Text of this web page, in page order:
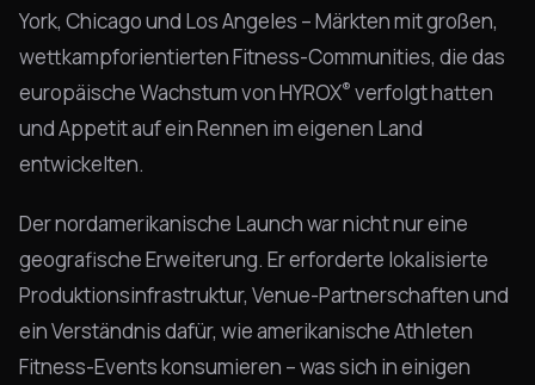
York, Chicago und Los Angeles – Märkten mit großen,
wettkampforientierten Fitness-Communities, die das
europäische Wachstum von HYROX® verfolgt hatten
und Appetit auf ein Rennen im eigenen Land
entwickelten.
Der nordamerikanische Launch war nicht nur eine
geografische Erweiterung. Er erforderte lokalisierte
Produktionsinfrastruktur, Venue-Partnerschaften und
ein Verständnis dafür, wie amerikanische Athleten
Fitness-Events konsumieren – was sich in einigen